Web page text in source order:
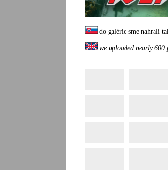
do galérie sme nahrali
we uploaded nearly 600